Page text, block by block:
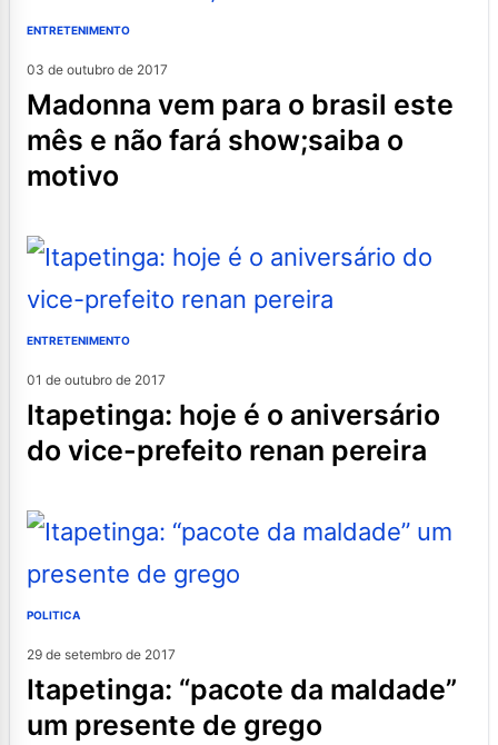
ENTRETENIMENTO
03 de outubro de 2017
madonna vem para o brasil este
mês e não fará show;saiba o
motivo
ENTRETENIMENTO
01 de outubro de 2017
itapetinga: hoje é o aniversário
do vice-prefeito renan pereira
POLITICA
29 de setembro de 2017
itapetinga: “pacote da maldade”
um presente de grego